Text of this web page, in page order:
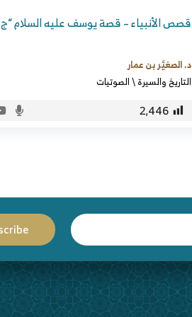
قصص الأنبياء – قصة يوسف عليه السلام “ج2”
د. الصغيَّر بن عمار
التاريخ والسيرة\الصوتيات
2٬446